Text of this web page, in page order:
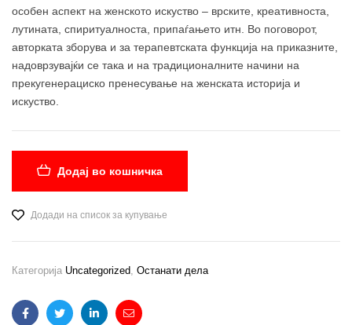
особен аспект на женското искуство – врските, креативноста,
лутината, спиритуалноста, припаѓањето итн. Во поговорот,
авторката зборува и за терапевтската функција на приказните,
надоврзувајќи се така и на традиционалните начини на
прекугенерациско пренесување на женската историја и
искуство.
Додај во кошничка
Додади на список за купување
Категорија Uncategorized Останати дела